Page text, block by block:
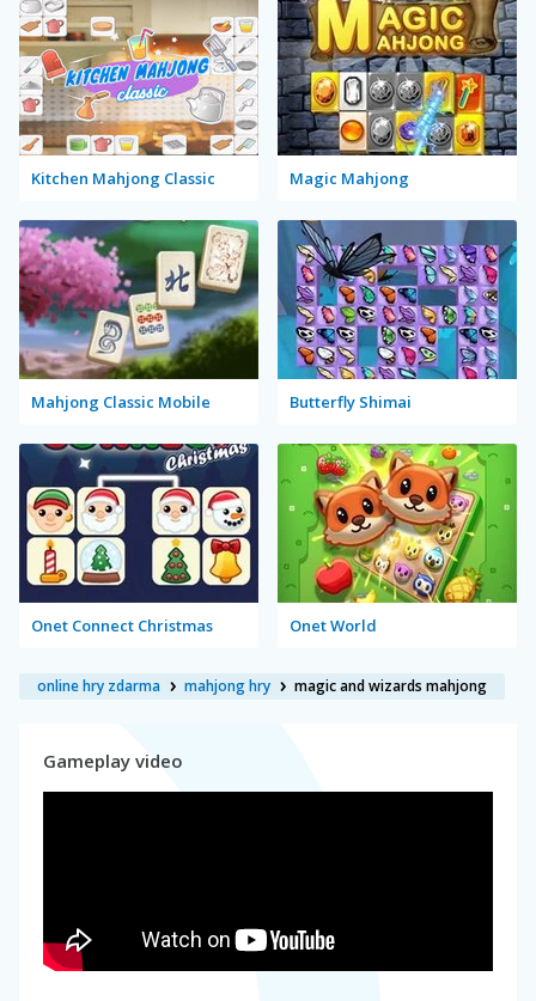
Kitchen Mahjong Classic Magic Mahjong
Mahjong Classic Mobile Butterfly Shimai
Onet Connect Christmas Onet World
online hry zdarma mahjong hry magic and wizards mahjong
Gameplay video